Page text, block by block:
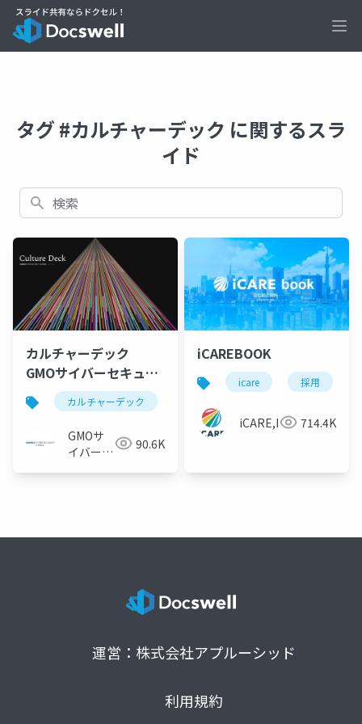
タグ #カルチャーデック に関するスラ
イド
検索
カルチャーデック
GMOサイバーセキュリ
ティ byイエラエ株式会
社
カルチャーデック
GMOサ
イバーセ
90.6K
iCAREBOOK
icare 採用
iCARE,Inc 714.4K
運営：株式会社アプルーシッド
利用規約